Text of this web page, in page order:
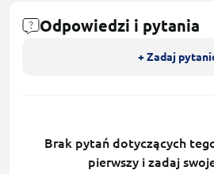
Odpowiedzi i pytania
+ Zadaj
Brak pytań dotyczących
pierwszy i zadaj